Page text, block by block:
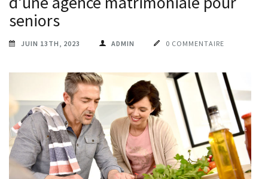
seniors
JUIN 13TH, 2023 ADMIN 0 COMMENTAIRE